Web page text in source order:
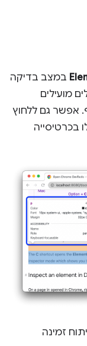
במצב בדיקה
מועילים
אפשר גם ללחוץ
זמינה